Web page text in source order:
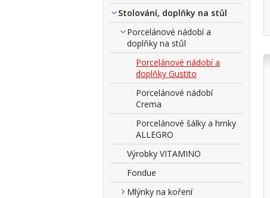
Stolování, doplňky na stůl
Porcelánové nádobí a
doplňky na stůl
Porcelánové nádobí a
doplňky Gustito
Porcelánové nádobí
Crema
Porcelánové šálky a hrnky
ALLEGRO
Výrobky VITAMINO
Fondue
Mlýnky na koření